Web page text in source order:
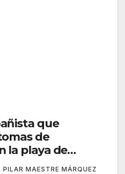
que
de
la playa de
PILAR MAESTRE MÁRQUEZ